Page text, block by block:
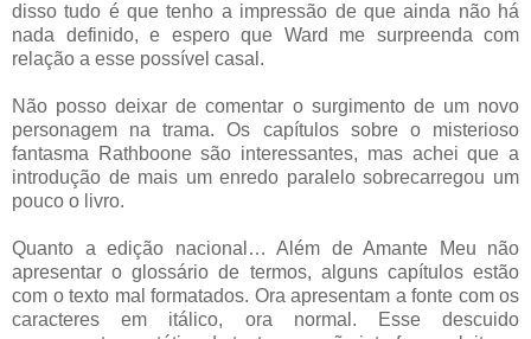
disso tudo é que tenho a impressão de que ainda não há
nada definido, e espero que Ward me surpreenda com
relação a esse possível casal.
Não posso deixar de comentar o surgimento de um novo
personagem na trama. Os capítulos sobre o misterioso
fantasma Rathboone são interessantes, mas achei que a
introdução de mais um enredo paralelo sobrecarregou um
pouco o livro.
Quanto a edição nacional… Além de Amante Meu não
apresentar o glossário de termos, alguns capítulos estão
com o texto mal formatados. Ora apresentam a fonte com os
caracteres em itálico, ora normal. Esse descuido